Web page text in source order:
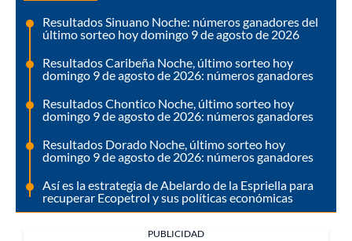
Resultados Sinuano Noche: números ganadores del
último sorteo hoy domingo 9 de agosto de 2026
Resultados Caribeña Noche, último sorteo hoy
domingo 9 de agosto de 2026: números ganadores
Resultados Chontico Noche, último sorteo hoy
domingo 9 de agosto de 2026: números ganadores
Resultados Dorado Noche, último sorteo hoy
domingo 9 de agosto de 2026: números ganadores
Así es la estrategia de Abelardo de la Espriella para
recuperar Ecopetrol y sus políticas económicas
PUBLICIDAD